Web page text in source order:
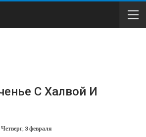
С Халвой И
Четверг, 3 февраля